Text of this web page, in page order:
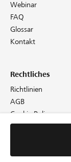
Webinar
FAQ
Glossar
Kontakt
Rechtliches
Richtlinien
AGB
Cookie Policy
Datenschutz